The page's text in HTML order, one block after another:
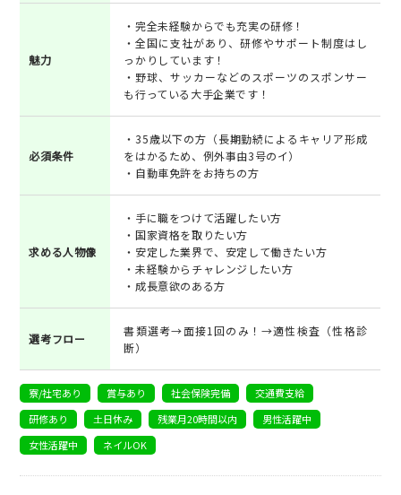
魅力
・完全未経験からでも充実の研修！
・全国に支社があり、研修やサポート制度はし
っかりしています！
・野球、サッカーなどのスポーツのスポンサー
も行っている大手企業です！
必須条件
・35歳以下の方（長期勤続によるキャリア形成
をはかるため、例外事由3号のイ）
・自動車免許をお持ちの方
求める人物像
・手に職をつけて活躍したい方
・国家資格を取りたい方
・安定した業界で、安定して働きたい方
・未経験からチャレンジしたい方
・成長意欲のある方
選考フロー
書類選考→面接1回のみ！→適性検査（性格診
断）
寮/社宅あり 賞与あり 社会保険完備
交通費支給
研修あり
土日休み 残業月20時間以内
男性活躍中
女性活躍中
ネイルOK